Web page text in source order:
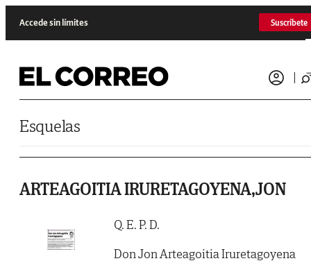
Accede sin límites Suscríbete
Esquelas
ARTEAGOITIA IRURETAGOYENA,JON
Q. E. P. D.
Don Jon Arteagoitia Iruretagoyena